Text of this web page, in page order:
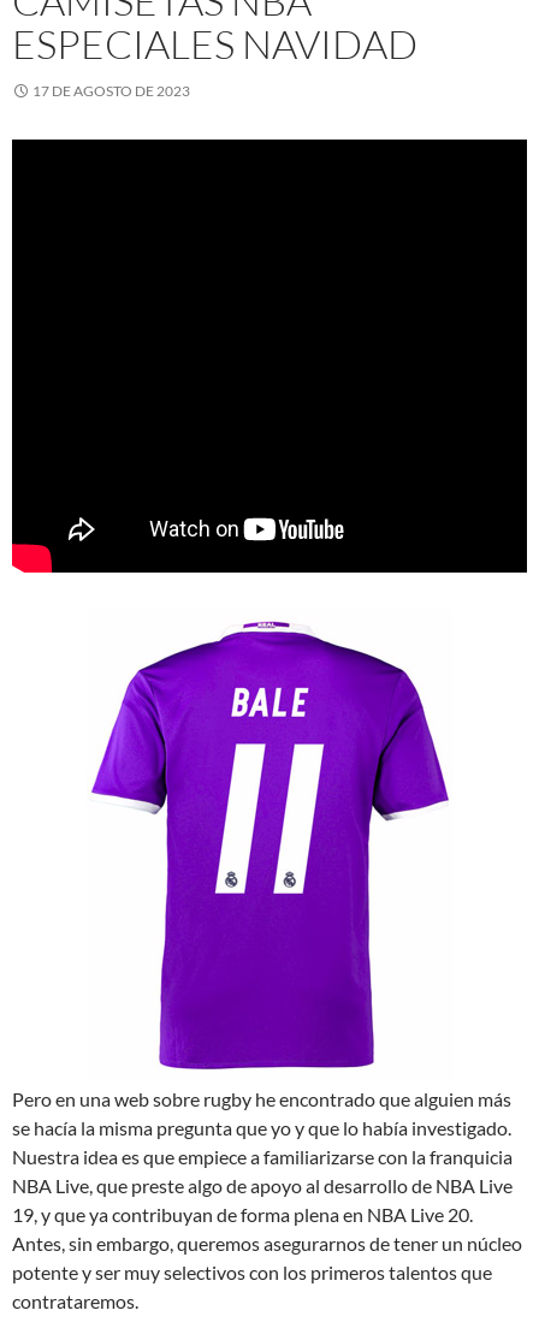
ESPECIALES NAVIDAD
17 DE AGOSTO DE 2023
Pero en una web sobre rugby he encontrado que alguien más
se hacía la misma pregunta que yo y que lo había investigado.
Nuestra idea es que empiece a familiarizarse con la franquicia
NBA Live, que preste algo de apoyo al desarrollo de NBA Live
19, y que ya contribuyan de forma plena en NBA Live 20.
Antes, sin embargo, queremos asegurarnos de tener un núcleo
potente y ser muy selectivos con los primeros talentos que
contrataremos.